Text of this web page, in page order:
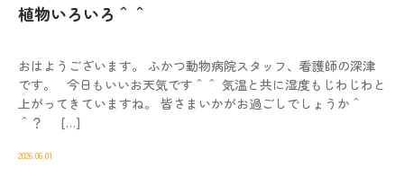
植物いろいろ＾＾
おはようございます。 ふかつ動物病院スタッフ、看護師の深津
です。 今日もいいお天気です＾＾ 気温と共に湿度もじわじわと
上がってきていますね。 皆さまいかがお過ごしでしょうか＾
＾？ […]
2026.06.01